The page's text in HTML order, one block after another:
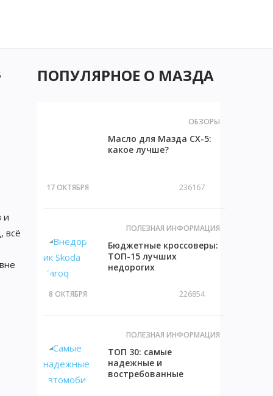
и
всё
ПОПУЛЯРНОЕ О МАЗДА
17 ОКТЯБРЯ
ОБЗОРЫ
Масло для Мазда СХ-5:
какое лучше?
236167
8 ОКТЯБРЯ
ПОЛЕЗНАЯ ИНФОРМАЦИЯ
Бюджетные кроссоверы:
ТОП-15 лучших
недорогих
описанием и фото226854
ПОЛЕЗНАЯ ИНФОРМАЦИЯ
ТОП 30: самые
надежные и
востребованные